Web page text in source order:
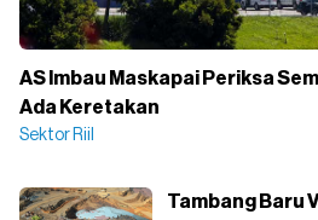
AS Imbau Maskapai Periksa
Ada Keretakan
Sektor Riil
Tambang Baru